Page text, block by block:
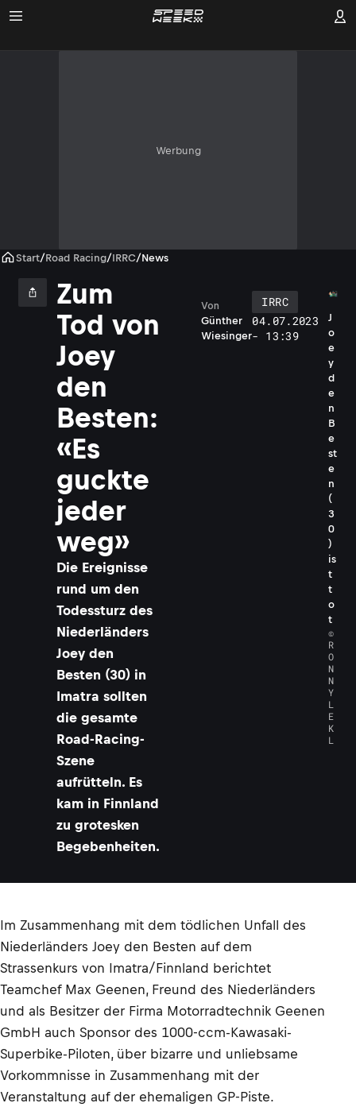
Werbung
Start/Road Racing/IRRC/News
Zum
Tod von
Joey
den
Besten:
«Es
guckte
jeder
weg»
Die Ereignisse
rund um den
Todessturz des
Niederländers
Joey den
Besten (30) in
Imatra sollten
die gesamte
Road-Racing-
Szene
aufrütteln. Es
kam in Finnland
zu grotesken
Begebenheiten.
Günther
Wiesinger
Von
IRRC
04.07.2023
- 13:39
J
o
e
y
d
e
n
B
e
st
e
n
(
3
0
)
is
t
t
o
t
©
R
O
N
N
Y
L
E
K
L
Im Zusammenhang mit dem tödlichen Unfall des
Niederländers Joey den Besten auf dem
Strassenkurs von Imatra/Finnland berichtet
Teamchef Max Geenen, Freund des Niederländers
und als Besitzer der Firma Motorradtechnik Geenen
GmbH auch Sponsor des 1000-ccm-Kawasaki-
Superbike-Piloten, über bizarre und unliebsame
Vorkommnisse in Zusammenhang mit der
Veranstaltung auf der ehemaligen GP-Piste.